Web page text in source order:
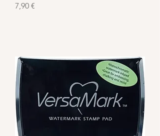
Prix
7,90 €